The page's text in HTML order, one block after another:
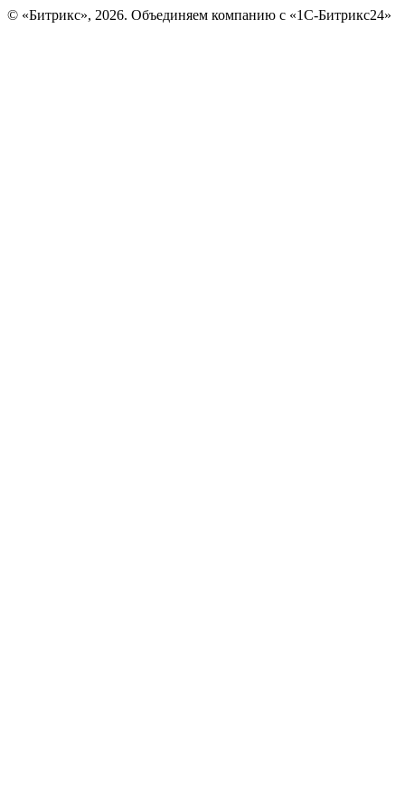
© «Битрикс», 2026. Объединяем компанию с «1С-Битрикс24»